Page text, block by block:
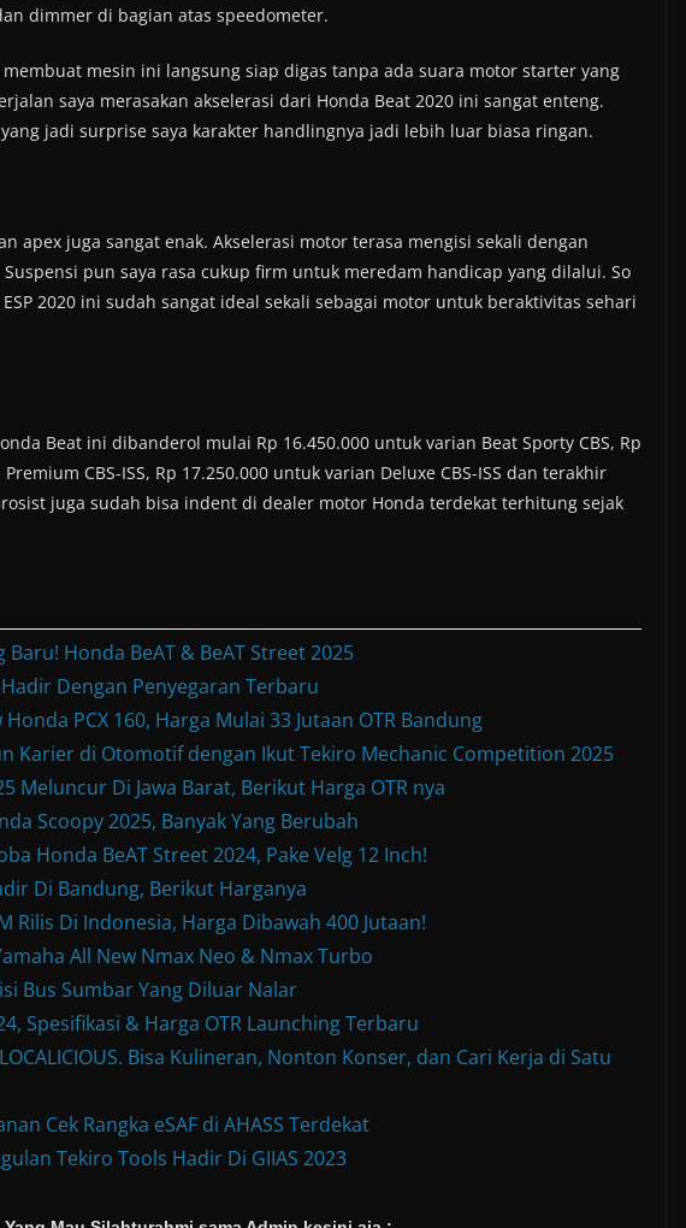
dimmer di bagian atas speedometer.
mesin ini langsung siap digas tanpa ada suara motor starter yang
saya merasakan akselerasi dari Honda Beat 2020 ini sangat enteng.
jadi surprise saya karakter handlingnya jadi lebih luar biasa ringan.
apex juga sangat enak. Akselerasi motor terasa mengisi sekali dengan
pun saya rasa cukup firm untuk meredam handicap yang dilalui. So
2020 ini sudah sangat ideal sekali sebagai motor untuk beraktivitas sehari
Beat ini dibanderol mulai Rp 16.450.000 untuk varian Beat Sporty CBS, Rp
CBS-ISS, Rp 17.250.000 untuk varian Deluxe CBS-ISS dan terakhir
juga sudah bisa indent di dealer motor Honda terdekat terhitung sejak
Honda BeAT & BeAT Street 2025
Dengan Penyegaran Terbaru
PCX 160, Harga Mulai 33 Jutaan OTR Bandung
Karier di Otomotif dengan Ikut Tekiro Mechanic Competition 2025
Meluncur Di Jawa Barat, Berikut Harga OTR nya
Scoopy 2025, Banyak Yang Berubah
Honda BeAT Street 2024, Pake Velg 12 Inch!
Di Bandung, Berikut Harganya
Rilis Di Indonesia, Harga Dibawah 400 Jutaan!
All New Nmax Neo & Nmax Turbo
Bus Sumbar Yang Diluar Nalar
Spesifikasi & Harga OTR Launching Terbaru
Bisa Kulineran, Nonton Konser, dan Cari Kerja di Satu
Cek Rangka eSAF di AHASS Terdekat
Tekiro Tools Hadir Di GIIAS 2023